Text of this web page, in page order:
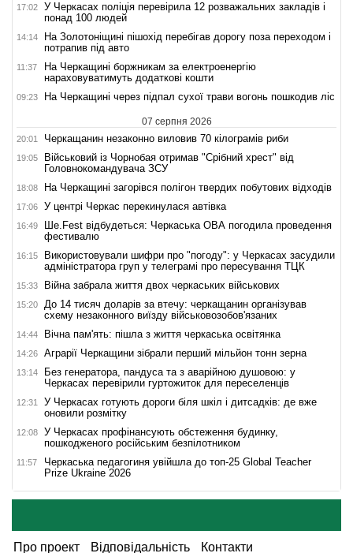
17:02
У Черкасах поліція перевірила 12 розважальних закладів і
понад 100 людей
14:14
На Золотоніщині пішохід перебігав дорогу поза переходом і
потрапив під авто
11:37
На Черкащині боржникам за електроенергію
нараховуватимуть додаткові кошти
09:23 На Черкащині через підпал сухої трави вогонь пошкодив ліс
07 серпня 2026
20:01 Черкащанин незаконно виловив 70 кілограмів риби
19:05
Військовий із Чорнобая отримав "Срібний хрест" від
Головнокомандувача ЗСУ
18:08 На Черкащині загорівся полігон твердих побутових відходів
17:06 У центрі Черкас перекинулася автівка
16:49
Ше.Fest відбудеться: Черкаська ОВА погодила проведення
фестивалю
16:15
Використовували шифри про "погоду": у Черкасах засудили
адміністратора груп у телеграмі про пересування ТЦК
15:33 Війна забрала життя двох черкаських військових
15:20
До 14 тисяч доларів за втечу: черкащанин організував
схему незаконного виїзду військовозобов'язаних
14:44 Вічна пам'ять: пішла з життя черкаська освітянка
14:26 Аграрії Черкащини зібрали перший мільйон тонн зерна
13:14
Без генератора, пандуса та з аварійною душовою: у
Черкасах перевірили гуртожиток для переселенців
12:31
У Черкасах готують дороги біля шкіл і дитсадків: де вже
оновили розмітку
12:08
У Черкасах профінансують обстеження будинку,
пошкодженого російським безпілотником
11:57
Черкаська педагогиня увійшла до топ-25 Global Teacher
Prize Ukraine 2026
Про проект Відповідальність Контакти